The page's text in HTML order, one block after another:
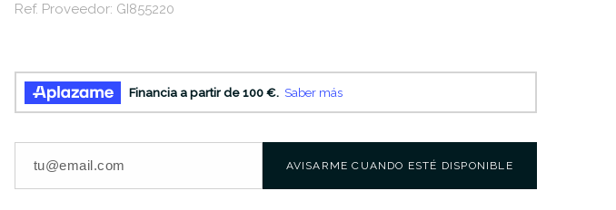
Ref. Proveedor: GI855220
AVISARME CUANDO ESTÉ DISPONIBLE